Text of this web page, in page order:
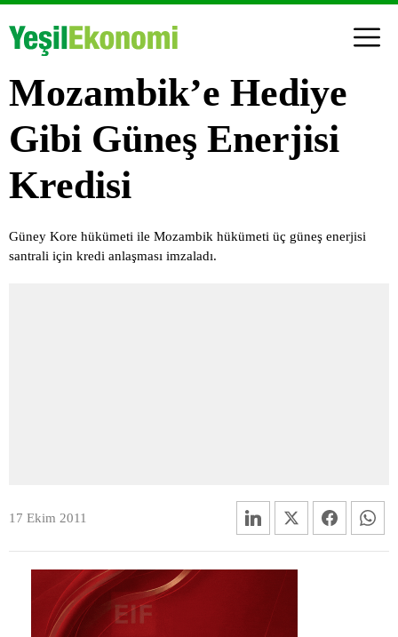
Mozambik’e Hediye
Gibi Güneş Enerjisi
Kredisi
Güney Kore hükümeti ile Mozambik hükümeti üç güneş enerjisi
santrali için kredi anlaşması imzaladı.
17 Ekim 2011